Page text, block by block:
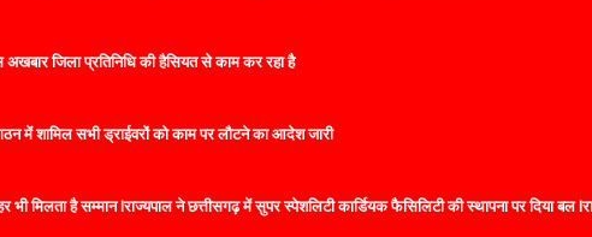
जिला प्रतिनिधि की हैसियत से काम कर रहा है
में शामिल सभी ड्राईवरों को काम पर लौटने का आदेश जारी
भी मिलता है सम्मान lराज्यपाल ने छत्तीसगढ़ में सुपर स्पेशलिटी कार्डियक फैसिलिटी की स्थापना पर दिया